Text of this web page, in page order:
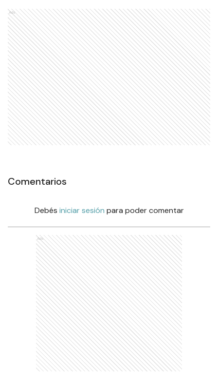
Ads
Comentarios
Debés iniciar sesión para poder comentar
Ads